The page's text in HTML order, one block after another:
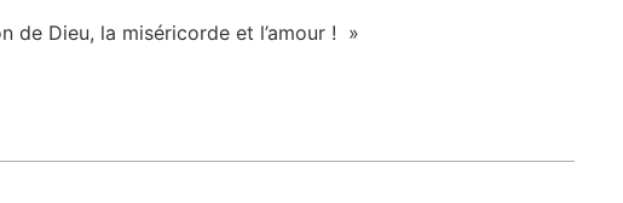
de Dieu, la miséricorde et l’amour ! »